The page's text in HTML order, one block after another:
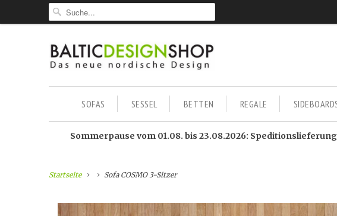
SOFAS SESSEL BETTEN REGALE
Sommerpause vom 01.08. bis 23.08.2026:
Startseite Sofa COSMO 3-Sitzer